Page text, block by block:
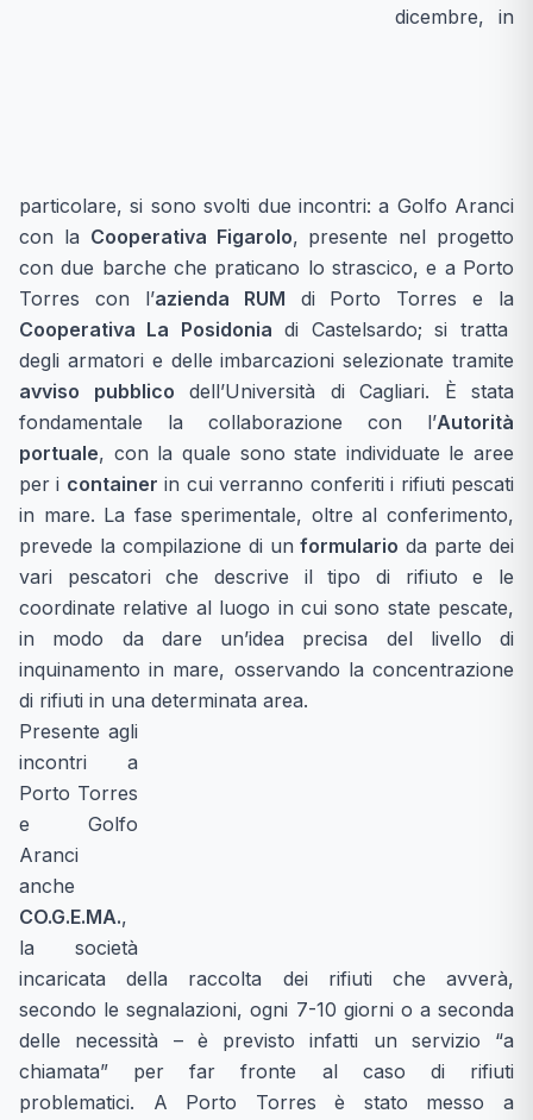
dicembre, in
particolare, si sono svolti due incontri: a Golfo Aranci
con la Cooperativa Figarolo, presente nel progetto
con due barche che praticano lo strascico, e a Porto
Torres con l’azienda RUM di Porto Torres e la
Cooperativa La Posidonia di Castelsardo; si tratta
degli armatori e delle imbarcazioni selezionate tramite
avviso pubblico dell’Università di Cagliari. È stata
fondamentale la collaborazione con l’Autorità
portuale, con la quale sono state individuate le aree
per i container in cui verranno conferiti i rifiuti pescati
in mare. La fase sperimentale, oltre al conferimento,
prevede la compilazione di unformulario da parte dei
vari pescatori che descrive il tipo di rifiuto e le
coordinate relative al luogo in cui sono state pescate,
in modo da dare un’idea precisa del livello di
inquinamento in mare, osservando la concentrazione
di rifiuti in una determinata area.
Presente agli
incontri a
Porto Torres
e Golfo
Aranci
anche
CO.G.E.MA.,
la società
incaricata della raccolta dei rifiuti che avverà,
secondo le segnalazioni, ogni 7-10 giorni o a seconda
delle necessità – è previsto infatti un servizio “a
chiamata” per far fronte al caso di rifiuti
problematici. A Porto Torres è stato messo a